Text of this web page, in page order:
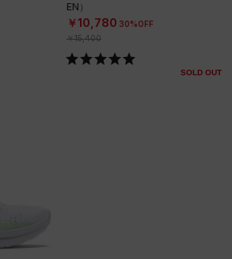
EN）
￥10,780 30%OFF
￥15,400
SOLD OUT